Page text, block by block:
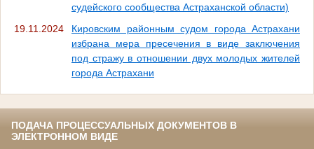
судейского сообщества Астраханской области)
19.11.2024
Кировским районным судом города Астрахани
избрана мера пресечения в виде заключения
под стражу в отношении двух молодых жителей
города Астрахани
ПОДАЧА ПРОЦЕССУАЛЬНЫХ ДОКУМЕНТОВ В
ЭЛЕКТРОННОМ ВИДЕ